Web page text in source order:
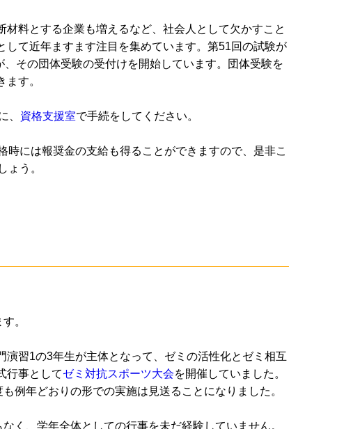
料とする企業も増えるなど、社会人として欠かすこと
て近年ますます注目を集めています。第51回の試験が
その団体受験の受付けを開始しています。団体受験を
す。
、 資格支援室で手続をしてください。
には報奨金の支給も得ることができますので、是非こ
ょう。
。
習1の3年生が主体となって、ゼミの活性化とゼミ相互
行事としてゼミ対抗スポーツ大会を開催していました。
例年どおりの形での実施は見送ることになりました。
く、学年全体としての行事を未だ経験していません。